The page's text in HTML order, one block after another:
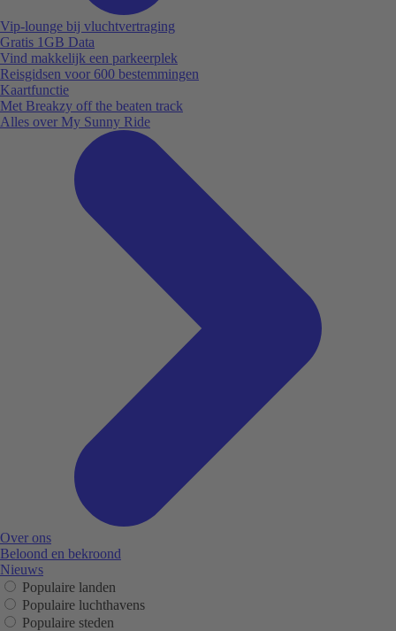
Vip-lounge bij vluchtvertraging
Gratis 1GB Data
Vind makkelijk een parkeerplek
Reisgidsen voor 600 bestemmingen
Kaartfunctie
Met Breakzy off the beaten track
Alles over My Sunny Ride
Over ons
Beloond en bekroond
Nieuws
Populaire landen
Populaire luchthavens
Populaire steden